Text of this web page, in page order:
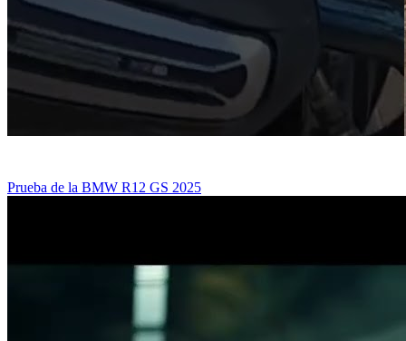
Prueba de la BMW R12 GS 2025